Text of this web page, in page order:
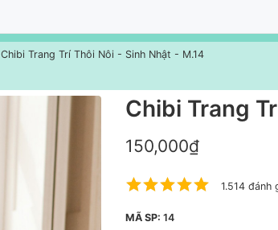
Chibi Trang Trí Thôi Nôi - Sinh Nhật - M.14
Chibi Trang
150,000₫
1.514 đánh
MÃ SP: 14